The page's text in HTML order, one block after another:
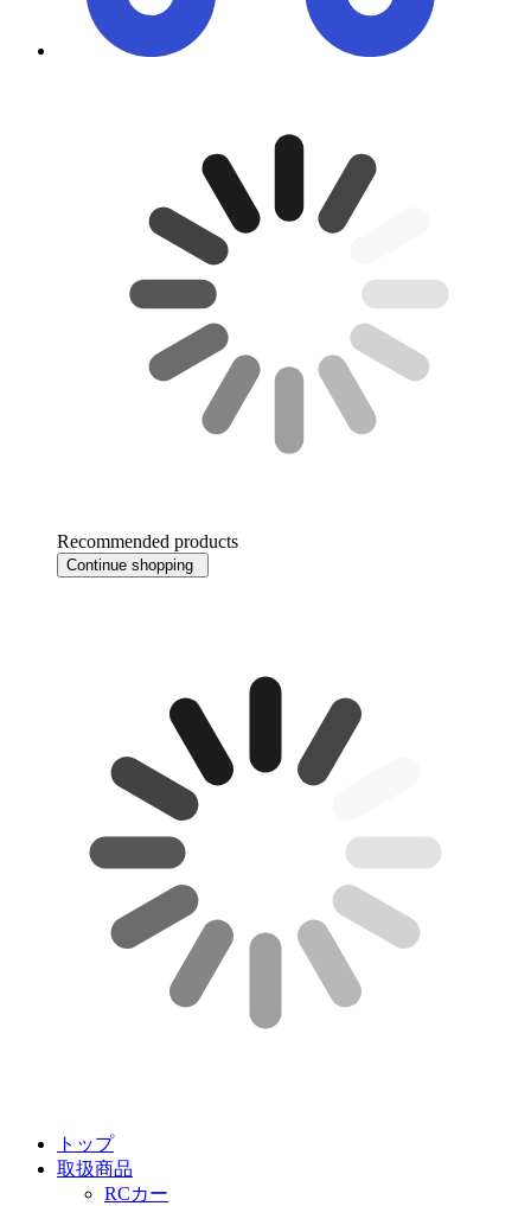
Recommended products
Continue shopping
トップ
取扱商品
RCカー